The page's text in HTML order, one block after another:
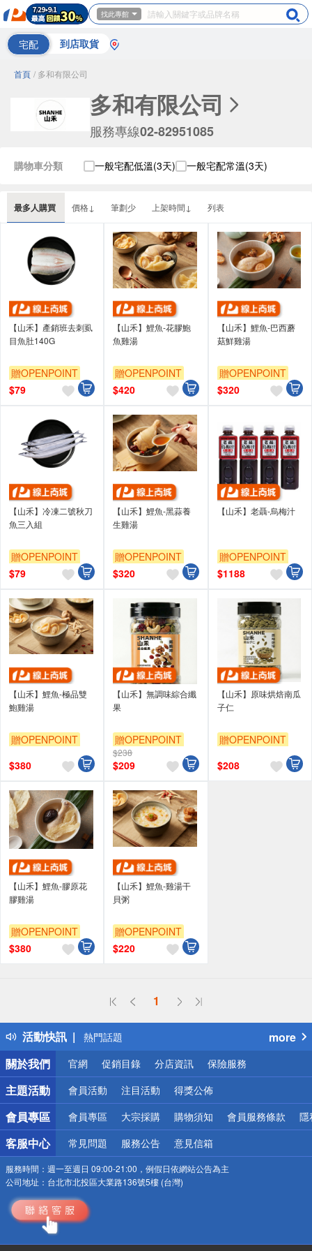
找此專館
宅配 到店取貨
首頁 / 多和有限公司
多和有限公司
服務專線02-82951085
最多人購買 價格↓ 筆劃少 上架時間↓ 列表
購物車分類 一般宅配低溫(3天) 一般宅配常溫(3天)
【山禾】產銷班去刺虱
目魚肚140G
贈OPENPOINT
$79
【山禾】鯉魚-花膠鮑
魚雞湯
贈OPENPOINT
$420
【山禾】鯉魚-巴西蘑
菇鮮雞湯
贈OPENPOINT
$320
【山禾】冷凍二號秋刀
魚三入組
贈OPENPOINT
$79
【山禾】鯉魚-黑蒜養
生雞湯
贈OPENPOINT
$320
【山禾】老聶-烏梅汁
贈OPENPOINT
$1188
【山禾】鯉魚-極品雙
鮑雞湯
贈OPENPOINT
$380
【山禾】無調味綜合纖
果
贈OPENPOINT
$238
$209
【山禾】原味烘焙南瓜
子仁
贈OPENPOINT
$208
【山禾】鯉魚-膠原花
膠雞湯
贈OPENPOINT
$380
【山禾】鯉魚-雞湯干
貝粥
贈OPENPOINT
$220
1
活動快訊
詐騙網頁！請小心！
得獎公告
熱門話題
銀行優惠
偏遠地區配送
詐騙網頁！請小心！
more
關於我們
官網 促銷目錄 分店資訊 保險服務
主題活動 會員活動 注目活動 得獎公佈
會員專區 會員專區 大宗採購 購物須知 會員服務條款 隱
客服中心 常見問題 服務公告 意見信箱
服務時間： 週一至週日 09:00-21:00，例假日依網站公告為主
公司地址： 台北市北投區大業路136號5樓 (台灣)